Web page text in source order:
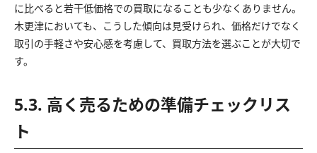
に比べると若干低価格での買取になることも少なくありません。
木更津においても、こうした傾向は見受けられ、価格だけでなく
取引の手軽さや安心感を考慮して、買取方法を選ぶことが大切で
す。
5.3. 高く売るための準備チェックリス
ト